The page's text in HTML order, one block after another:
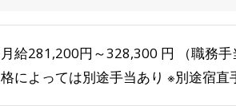
月給281,200円～328,300 円 （職務
格によっては別途手当あり ※別途宿直